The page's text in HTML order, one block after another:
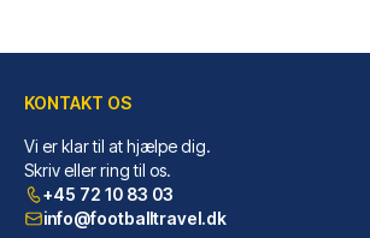
citizenM Glasgow
CitizenM Glasgow ligger i hjer...
KONTAKT OS
Vi er klar til at hjælpe dig.
Skriv eller ring til os.
+45 72 10 83 03
info@footballtravel.dk